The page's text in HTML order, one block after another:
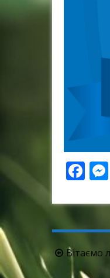
Навігація
Вітаємо